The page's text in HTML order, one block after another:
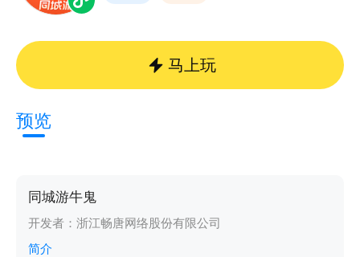
马上玩
预览
同城游牛鬼
开发者： 浙江畅唐网络股份有限公司
简介